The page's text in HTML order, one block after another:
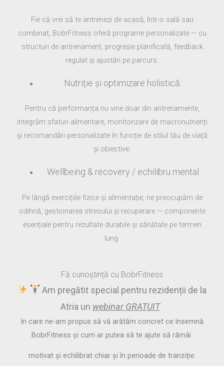
Fie că vrei să te antrenezi de acasă, într-o sală sau
combinat, BobrFitness oferă programe personalizate — cu
structuri de antrenament, progresie planificată, feedback
regulat și ajustări pe parcurs.
Nutriție și optimizare holistică:
Pentru că performanța nu vine doar din antrenamente,
integrăm sfaturi alimentare, monitorizare de macronutrienți
și recomandări personalizate în funcție de stilul tău de viață
și obiective.
Wellbeing & recovery / echilibru mental
Pe lângă exercițiile fizice și alimentație, ne preocupăm de
odihnă, gestionarea stresului și recuperare — componente
esențiale pentru rezultate durabile și sănătate pe termen
lung.
Fă cunoștință cu BobrFitness
Am pregătit special pentru rezidenții de la
Atria un webinarGRATUIT
în care ne-am propus să vă arătăm concret ce însemnă
BobrFitness și cum ar putea să te ajute să rămâi
motivat și echilibrat chiar și în perioade de tranziție.